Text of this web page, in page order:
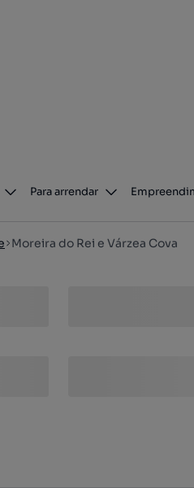
Para arrendar
Moreira do Rei e Várzea Cova